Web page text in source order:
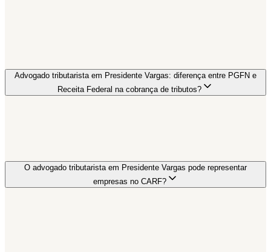
Advogado tributarista em Presidente Vargas: diferença entre PGFN e
Receita Federal na cobrança de tributos?
O advogado tributarista em Presidente Vargas pode representar
empresas no CARF?